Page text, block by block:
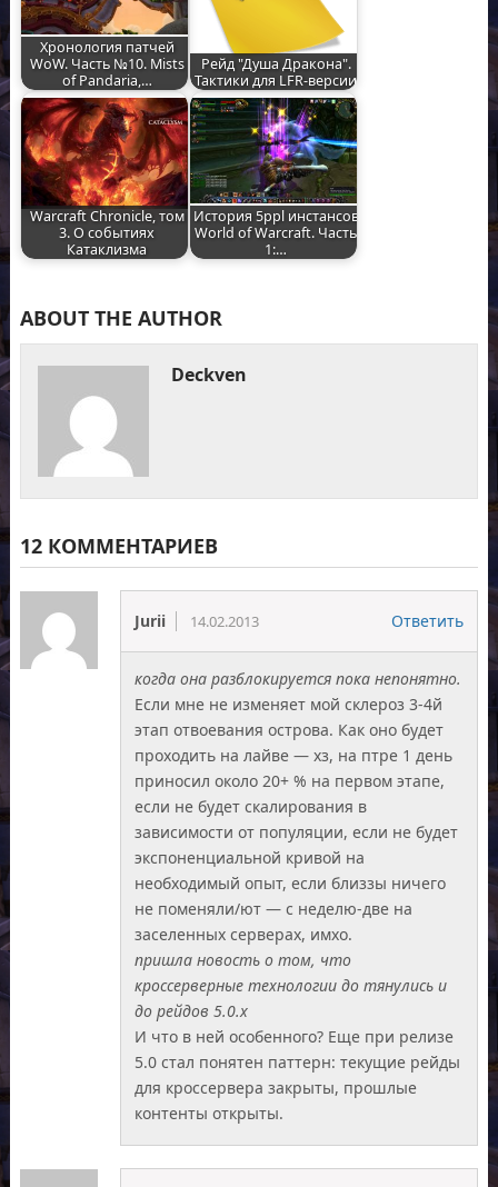
Хронология патчей
WoW. Часть №10. Mists
of Pandaria,…
Рейд "Душа Дракона".
Тактики для LFR-версии
Warcraft Chronicle, том
3. О событиях
Катаклизма
История 5ppl инстансов
World of Warcraft. Часть
1:…
ABOUT THE AUTHOR
Deckven
12 КОММЕНТАРИЕВ
Jurii 14.02.2013 Ответить
когда она разблокируется пока непонятно.
Если мне не изменяет мой склероз 3-4й
этап отвоевания острова. Как оно будет
проходить на лайве — хз, на птре 1 день
приносил около 20+ % на первом этапе,
если не будет скалирования в
зависимости от популяции, если не будет
экспоненциальной кривой на
необходимый опыт, если близзы ничего
не поменяли/ют — с неделю-две на
заселенных серверах, имхо.
пришла новость о том, что
кроссерверные технологии до тянулись и
до рейдов 5.0.х
И что в ней особенного? Еще при релизе
5.0 стал понятен паттерн: текущие рейды
для кроссервера закрыты, прошлые
контенты открыты.